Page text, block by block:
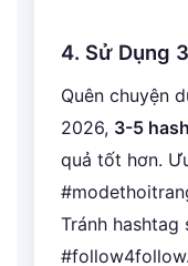
4. Sử Dụng
Quên chuyện
2026, 3-5
quả tốt hơn.
Tránh hashtag
#follow4follow.